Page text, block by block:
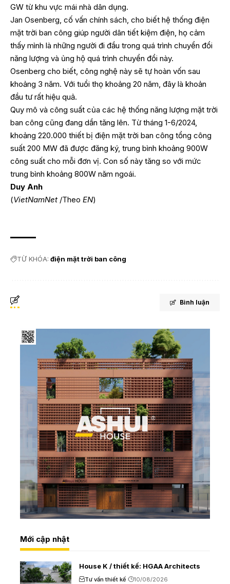
GW từ khu vực mái nhà dân dụng.
Jan Osenberg, cố vấn chính sách, cho biết hệ thống điện
mặt trời ban công giúp người dân tiết kiệm điện, họ cảm
thấy mình là những người đi đầu trong quá trình chuyển đổi
năng lượng và ủng hộ quá trình chuyển đổi này.
Osenberg cho biết, công nghệ này sẽ tự hoàn vốn sau
khoảng 3 năm. Với tuổi thọ khoảng 20 năm, đây là khoản
đầu tư rất hiệu quả.
Quy mô và công suất của các hệ thống năng lượng mặt trời
ban công cũng đang dần tăng lên. Từ tháng 1-6/2024,
khoảng 220.000 thiết bị điện mặt trời ban công tổng công
suất 200 MW đã được đăng ký, trung bình khoảng 900W
công suất cho mỗi đơn vị. Con số này tăng so với mức
trung bình khoảng 800W năm ngoái.
Duy Anh
(VietNamNet /Theo EN)
TỪ KHÓA: điện mặt trời ban công
Bình luận
Mới cập nhật
House K / thiết kế: HGAA Architects
Tư vấn thiết kế 10/08/2026